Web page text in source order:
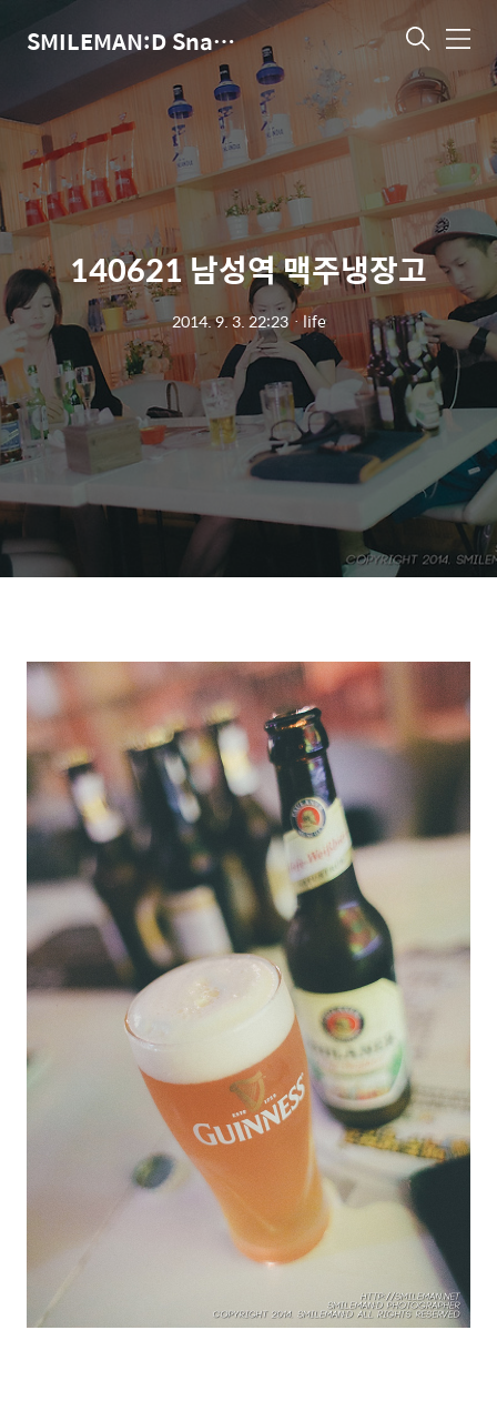
SMILEMAN:D Snap Photographer 메
뉴
140621 남성역 맥주냉장고
2014. 9. 3. 22:23ㆍ life